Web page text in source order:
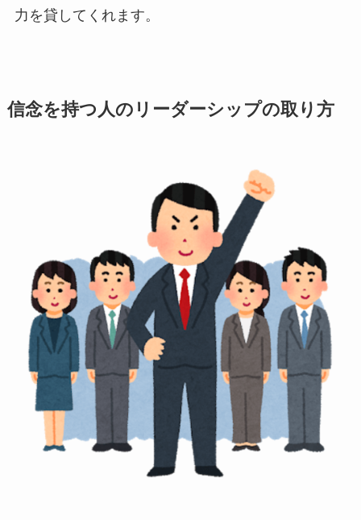
力を貸してくれます。
信念を持つ人のリーダーシップの取り方